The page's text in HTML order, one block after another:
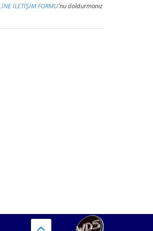
İLETİŞİM FORMU'nu doldurmanız